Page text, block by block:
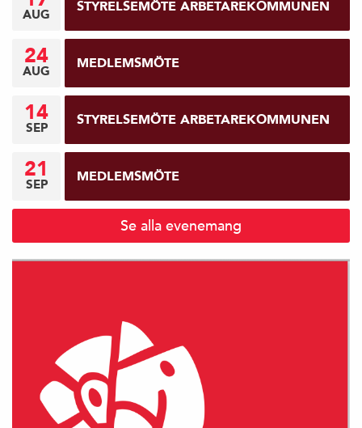
AUG STYRELSEMÖTE ARBETAREKOMMUNEN
24
AUG MEDLEMSMÖTE
14
SEP STYRELSEMÖTE ARBETAREKOMMUNEN
21
SEP MEDLEMSMÖTE
Se alla evenemang